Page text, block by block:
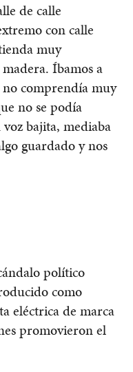
de calle
con calle
muy
Íbamos a
no comprendía muy
no se podía
bajita, mediaba
guardado y nos
político
como
eléctrica de marca
promovieron el